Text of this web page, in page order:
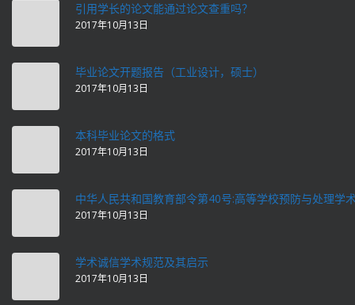
引用学长的论文能通过论文查重吗？
2017年10月13日
毕业论文开题报告（工业设计，硕士）
2017年10月13日
本科毕业论文的格式
2017年10月13日
中华人民共和国教育部令第40号:高等学校预防与处理学
2017年10月13日
学术诚信学术规范及其启示
2017年10月13日